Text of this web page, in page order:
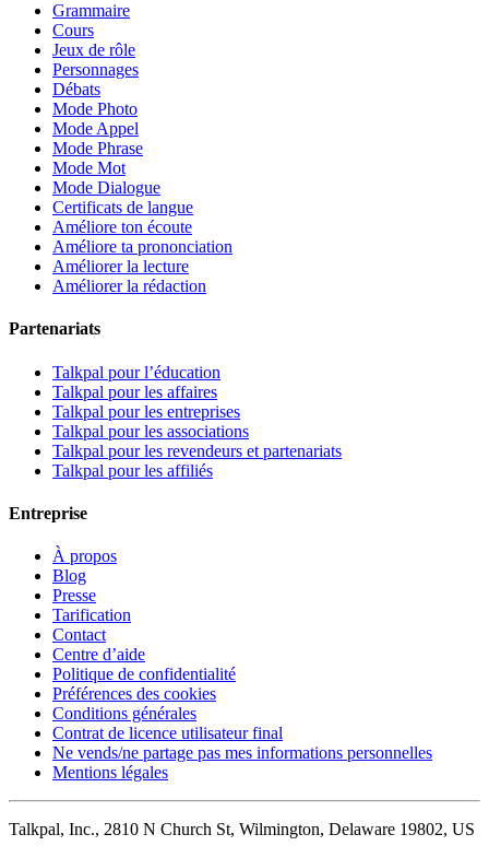
Grammaire
Cours
Jeux de rôle
Personnages
Débats
Mode Photo
Mode Appel
Mode Phrase
Mode Mot
Mode Dialogue
Certificats de langue
Améliore ton écoute
Améliore ta prononciation
Améliorer la lecture
Améliorer la rédaction
Partenariats
Talkpal pour l’éducation
Talkpal pour les affaires
Talkpal pour les entreprises
Talkpal pour les associations
Talkpal pour les revendeurs et partenariats
Talkpal pour les affiliés
Entreprise
À propos
Blog
Presse
Tarification
Contact
Centre d’aide
Politique de confidentialité
Préférences des cookies
Conditions générales
Contrat de licence utilisateur final
Ne vends/ne partage pas mes informations personnelles
Mentions légales
Talkpal, Inc., 2810 N Church St, Wilmington, Delaware 19802, US